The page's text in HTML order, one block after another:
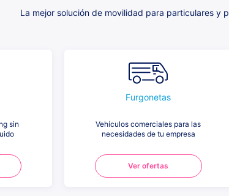
La mejor solución de movilidad para particulares y
sin
Furgonetas
Vehículos comerciales para las
necesidades de tu empresa
Ver ofertas